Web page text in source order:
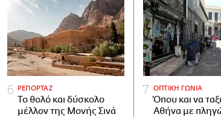
ΡΕΠΟΡΤΑΖ
Το θολό και δύσκολο
μέλλον της Μονής Σινά
ΟΠΤΙΚΗ ΓΩΝΙΑ
Όπου και να
Αθήνα με